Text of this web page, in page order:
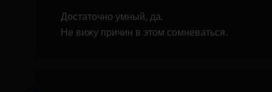
Достаточно умный, да.
Не вижу причин в этом сомневаться.